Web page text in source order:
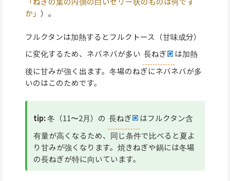
か」 ）。
フルクタンは加熱するとフルクトース（甘味成分）
に変化するため、ネバネバが多い 長ねぎ
は加熱
後に甘みが強く出ます。冬場のねぎにネバネバが多
いのはこのためです。
tip:冬（11〜2月）の 長ねぎ
はフルクタン含
有量が高くなるため、同じ条件で比べると夏よ
り甘みが強くなります。焼きねぎや鍋には冬場
の長ねぎが特に向いています。